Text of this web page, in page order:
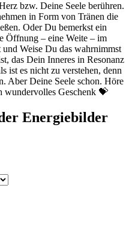
bzw. Deine Seele berühren.
in Form von Tränen die
Oder Du bemerkst ein
Öffnung – eine Weite – im
Weise Du das wahrnimmst
das Dein Inneres in Resonanz
ist es nicht zu verstehen, denn
Aber Deine Seele schon. Höre
wundervolles Geschenk 💝
Energiebilder